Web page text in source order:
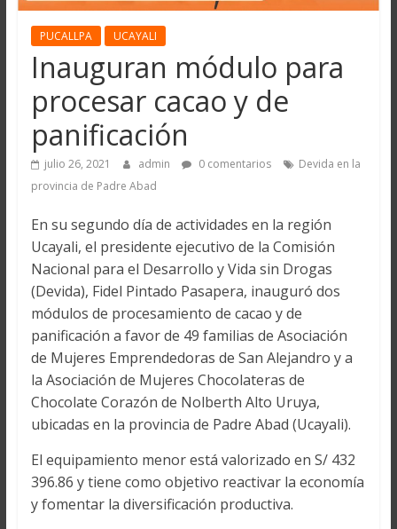
PUCALLPA UCAYALI
Inauguran módulo para
procesar cacao y de
panificación
julio 26, 2021 admin 0 comentarios
Devida en la
provincia de Padre Abad
En su segundo día de actividades en la región
Ucayali, el presidente ejecutivo de la Comisión
Nacional para el Desarrollo y Vida sin Drogas
(Devida), Fidel Pintado Pasapera, inauguró dos
módulos de procesamiento de cacao y de
panificación a favor de 49 familias de Asociación
de Mujeres Emprendedoras de San Alejandro y a
la Asociación de Mujeres Chocolateras de
Chocolate Corazón de Nolberth Alto Uruya,
ubicadas en la provincia de Padre Abad (Ucayali).
El equipamiento menor está valorizado en S/ 432
396.86 y tiene como objetivo reactivar la economía
y fomentar la diversificación productiva.